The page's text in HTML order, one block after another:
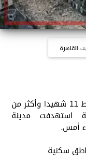
القاهرة
أفادت مصادر طبية فلسطينية بسقوط 11 شهيدا وأكثر من
استهدفت مدينة
أمس.
سكنية